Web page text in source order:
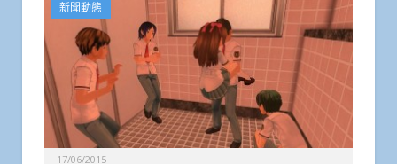
新聞動態
17/06/2015